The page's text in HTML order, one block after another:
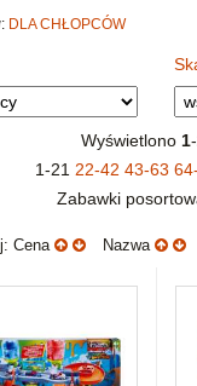
DLA CHŁOPCÓW
Wyświetlono 1-
1-21 22-42 43-63
Zabawki
Cena Nazwa